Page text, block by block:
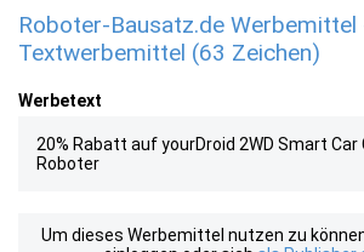
Roboter-Bausatz.de Werbemittel
Textwerbemittel (63 Zeichen)
Werbetext
20% Rabatt auf yourDroid 2WD Smart Car
Roboter
Um dieses Werbemittel nutzen zu